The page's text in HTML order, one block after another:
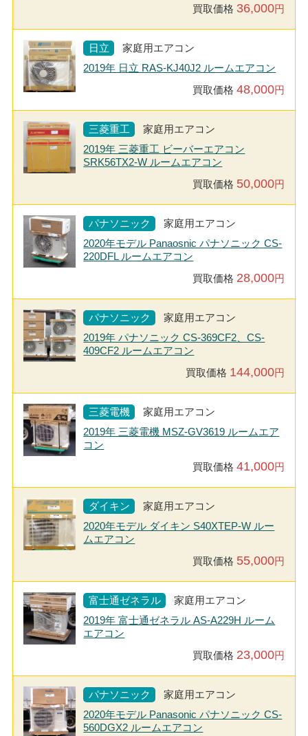
買取価格 36,000円
日立
家庭用エアコン
2019年 日立 RAS-KJ40J2 ルームエアコン
買取価格48,000円
三菱重工
家庭用エアコン
2019年 三菱重工 ビーバーエアコン
SRK56TX2-W ルームエアコン
買取価格 50,000円
パナソニック
家庭用エアコン
2020年モデル Panaosnic パナソニック CS-
220DFL ルームエアコン
買取価格 28,000円
パナソニック
家庭用エアコン
2019年 パナソニック CS-369CF2、CS-
409CF2 ルームエアコン
買取価格 144,000円
三菱電機
家庭用エアコン
2019年 三菱電機 MSZ-GV3619 ルームエア
コン
買取価格41,000円
ダイキン
家庭用エアコン
2020年モデル ダイキン S40XTEP-W ルー
ムエアコン
買取価格 55,000円
富士通ゼネラル
家庭用エアコン
2019年 富士通ゼネラル AS-A229H ルーム
エアコン
買取価格 23,000円
パナソニック
家庭用エアコン
2020年モデル Panasonic パナソニック CS-
560DGX2 ルームエアコン